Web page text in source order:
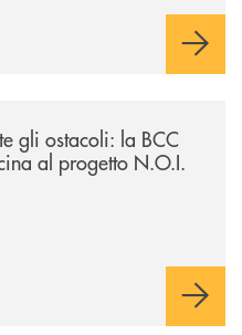
gli ostacoli: la BCC
al progetto N.O.I.